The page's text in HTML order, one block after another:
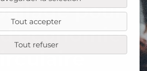
Tout accepter
Tout refuser
pour